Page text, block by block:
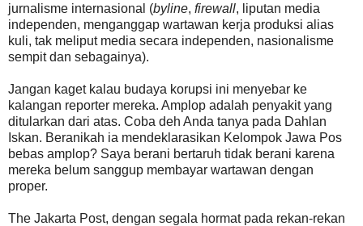
jurnalisme internasional (byline, firewall, liputan media
independen, menganggap wartawan kerja produksi alias
kuli, tak meliput media secara independen, nasionalisme
sempit dan sebagainya).
Jangan kaget kalau budaya korupsi ini menyebar ke
kalangan reporter mereka. Amplop adalah penyakit yang
ditularkan dari atas. Coba deh Anda tanya pada Dahlan
Iskan. Beranikah ia mendeklarasikan Kelompok Jawa Pos
bebas amplop? Saya berani bertaruh tidak berani karena
mereka belum sanggup membayar wartawan dengan
proper.
The Jakarta Post, dengan segala hormat pada rekan-rekan